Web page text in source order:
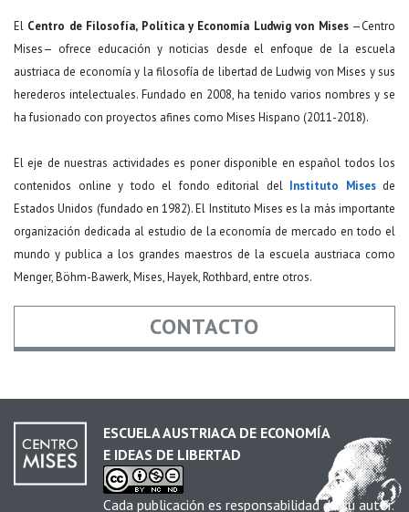
El Centro de Filosofía, Política y Economía Ludwig von Mises—Centro
Mises— ofrece educación y noticias desde el enfoque de la escuela
austriaca de economía y la filosofía de libertad de Ludwig von Mises y sus
herederos intelectuales. Fundado en 2008, ha tenido varios nombres y se
ha fusionado con proyectos afines como Mises Hispano (2011-2018).
El eje de nuestras actividades es poner disponible en español todos los
contenidos online y todo el fondo editorial del Instituto Misesde
Estados Unidos (fundado en 1982). El Instituto Mises es la más importante
organización dedicada al estudio de la economía de mercado en todo el
mundo y publica a los grandes maestros de la escuela austriaca como
Menger, Böhm-Bawerk, Mises, Hayek, Rothbard, entre otros.
CONTACTO
Email *
ESCUELA AUSTRIACA DE ECONOMÍA
E IDEAS DE LIBERTAD
Cada publicación es responsabilidad de su autor.